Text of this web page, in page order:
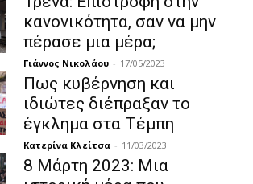
κανονικότητα, σαν να μην
πέρασε μια μέρα;
Γιάννος Νικολάου - 17/05/2023
Πως κυβέρνηση και
ιδιώτες διέπραξαν το
έγκλημα στα Τέμπη
Κατερίνα Κλείτσα - 11/03/2023
8 Μάρτη 2023: Μια